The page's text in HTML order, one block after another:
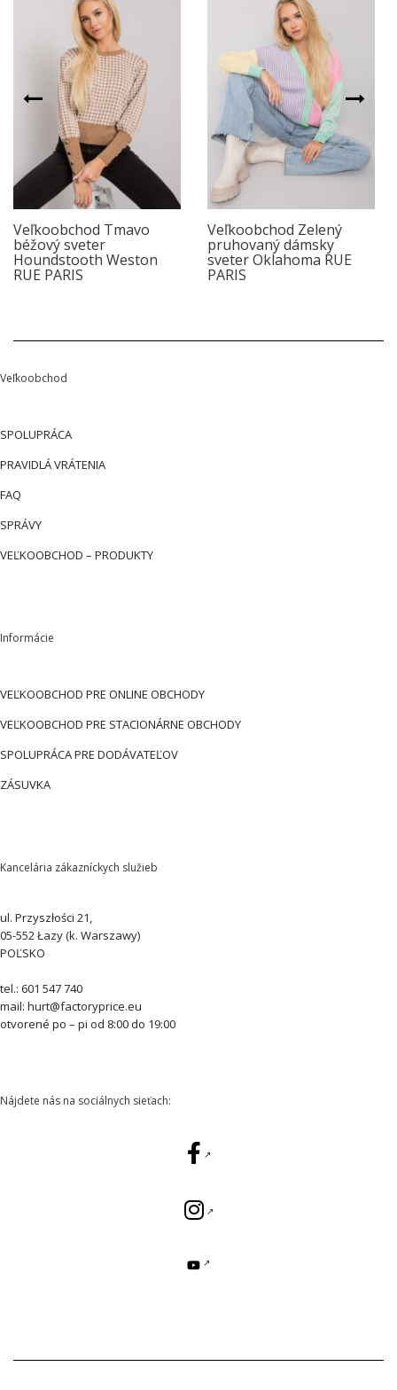
Veľkoobchod Tmavo
béžový sveter
Houndstooth Weston
RUE PARIS
Veľkoobchod Zelený
pruhovaný dámsky
sveter Oklahoma RUE
PARIS
Veľkoobchod
SPOLUPRÁCA
PRAVIDLÁ VRÁTENIA
FAQ
SPRÁVY
VEĽKOOBCHOD – PRODUKTY
Informácie
VEĽKOOBCHOD PRE ONLINE OBCHODY
VEĽKOOBCHOD PRE STACIONÁRNE OBCHODY
SPOLUPRÁCA PRE DODÁVATEĽOV
ZÁSUVKA
Kancelária zákazníckych služieb
ul. Przyszłości 21,
05-552 Łazy (k. Warszawy)
POĽSKO
tel.: 601 547 740
mail: hurt@factoryprice.eu
otvorené po – pi od 8:00 do 19:00
Nájdete nás na sociálnych sieťach: